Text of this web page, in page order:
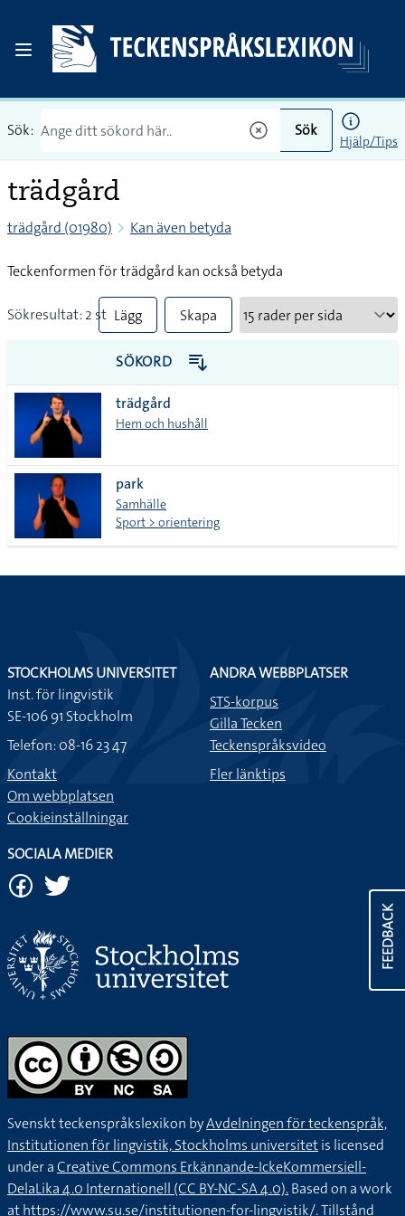
Sök: Sök
Hjälp/Tips
trädgård
trädgård (01980) Kan även betyda
Teckenformen för trädgård kan också betyda
Sökresultat: 2 st Lägg
till
alla i
lista
Skapa
PDF
SÖKORD
trädgård
Hem och hushåll
park
Samhälle
Sport > orientering
FEEDBACK
STOCKHOLMS UNIVERSITET
Inst. för lingvistik
SE-106 91 Stockholm
Telefon: 08-16 23 47
Kontakt
Om webbplatsen
Cookieinställningar
ANDRA WEBBPLATSER
STS-korpus
Gilla Tecken
Teckenspråksvideo
Fler länktips
SOCIALA MEDIER
Svenskt teckenspråkslexikon byAvdelningen för teckenspråk,
Institutionen för lingvistik, Stockholms universitetis licensed
under aCreative Commons Erkännande-IckeKommersiell-
DelaLika 4.0 Internationell (CC BY-NC-SA 4.0).Based on a work
athttps://www.su.se/institutionen-for-lingvistik/. Tillstånd